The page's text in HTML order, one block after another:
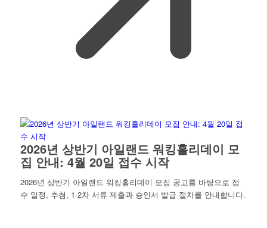
2026년 상반기 아일랜드 워킹홀리데이 모
집 안내: 4월 20일 접수 시작
2026년 상반기 아일랜드 워킹홀리데이 모집 공고를 바탕으로 접
수 일정, 추첨, 1·2차 서류 제출과 승인서 발급 절차를 안내합니다.